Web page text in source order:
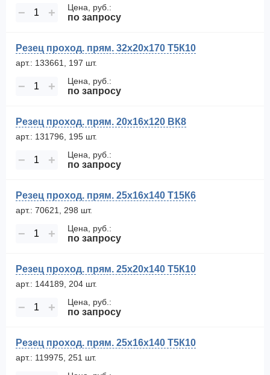
− + Цена, руб.:
по запросу
Резец проход. прям. 32х20х170 Т5К10
арт.: 133661, 197 шт.
− + Цена, руб.:
по запросу
Резец проход. прям. 20х16х120 ВК8
арт.: 131796, 195 шт.
− + Цена, руб.:
по запросу
Резец проход. прям. 25х16х140 Т15К6
арт.: 70621, 298 шт.
− + Цена, руб.:
по запросу
Резец проход. прям. 25х20х140 Т5К10
арт.: 144189, 204 шт.
− + Цена, руб.:
по запросу
Резец проход. прям. 25х16х140 Т5К10
арт.: 119975, 251 шт.